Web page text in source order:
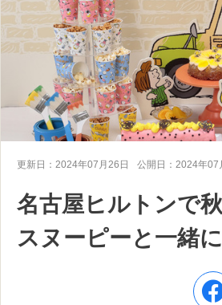
更新日： 2024年07月26日 公開日： 2024年07
名古屋ヒルトンで
スヌーピーと一緒